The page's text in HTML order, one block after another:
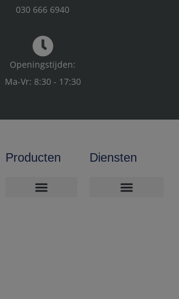
030 666 6940
Openingstijden:
Ma-Vr: 8:30 - 17:30
Producten Diensten